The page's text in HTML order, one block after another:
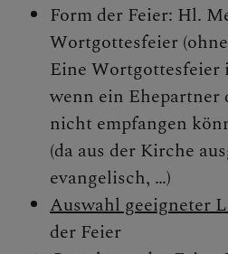
Form der Feier: Hl.
Wortgottesfeier
Eine Wortgottesfeier
wenn ein Ehepartner
nicht empfangen
(da aus der Kirche
evangelisch, …)
Auswahl geeigneter
der Feier